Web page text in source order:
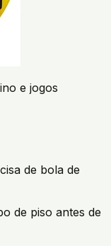
e jogos
de bola de
de piso antes de